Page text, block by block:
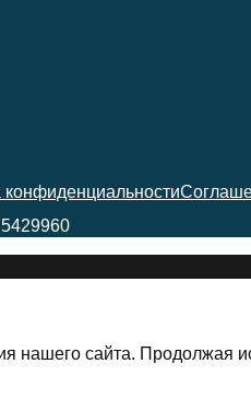
конфиденциальности
сайта. Продолжая